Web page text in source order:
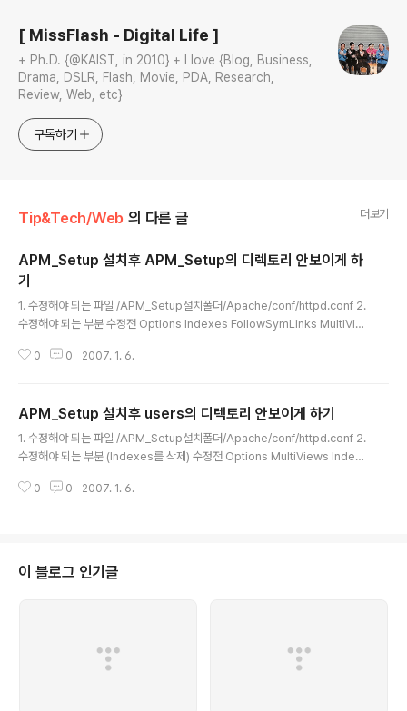
[ MissFlash - Digital Life ]
+ Ph.D. {@KAIST, in 2010} + I love {Blog, Business,
Drama, DSLR, Flash, Movie, PDA, Research,
Review, Web, etc}
구독하기
Tip&Tech/Web 의 다른 글 더보기
APM_Setup 설치후 APM_Setup의 디렉토리 안보이게 하
기
1. 수정해야 되는 파일 /APM_Setup설치폴더/Apache/conf/httpd.conf 2.
수정해야 되는 부분 수정전 Options Indexes FollowSymLinks MultiVie
Views ExecCGI * 참고 - 모든 디렉토리를 안보이게 하기 위해서는 다음의
0 0 2007. 1. 6.
APM_Setup 설치후 users의 디렉토리 안보이게 하기
1. 수정해야 되는 파일 /APM_Setup설치폴더/Apache/conf/httpd.conf 2.
수정해야 되는 부분 (Indexes를 삭제) 수정전 Options MultiViews Index
ns MultiViews SymLinksIfOwnerMatch IncludesNoExec ExecCGI
0 0 2007. 1. 6.
이 블로그 인기글